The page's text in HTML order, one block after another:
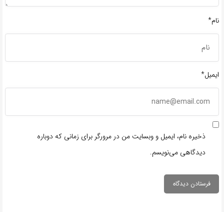
نام*
ایمیل*
ذخیره نام، ایمیل و وبسایت من در مرورگر برای زمانی که دوباره
دیدگاهی می‌نویسم.